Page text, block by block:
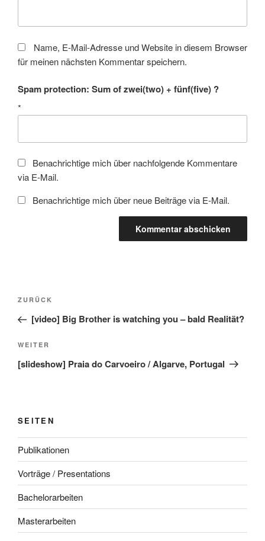
Name, E-Mail-Adresse und Website in diesem Browser
für meinen nächsten Kommentar speichern.
Spam protection: Sum of zwei(two) + fünf(five) ?
*
Benachrichtige mich über nachfolgende Kommentare
via E-Mail.
Benachrichtige mich über neue Beiträge via E-Mail.
Beitragsnavigation
Vorheriger
Beitrag
ZURÜCK
[video] Big Brother is watching you – bald Realität?
Nächster
Beitrag
WEITER
[slideshow] Praia do Carvoeiro / Algarve, Portugal
SEITEN
Publikationen
Vorträge / Presentations
Bachelorarbeiten
Masterarbeiten